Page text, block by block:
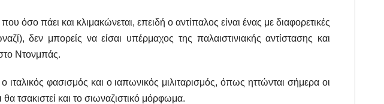
όσο πάει και κλιμακώνεται, επειδή ο αντίπαλος είναι ένας με διαφορετικές
δεν μπορείς να είσαι υπέρμαχος της παλαιστινιακής αντίστασης και
Ντονμπάς.
φασισμός και ο ιαπωνικός μιλιταρισμός, όπως ηττώνται σήμερα οι
θα τσακιστεί και το σιωναζιστικό μόρφωμα.